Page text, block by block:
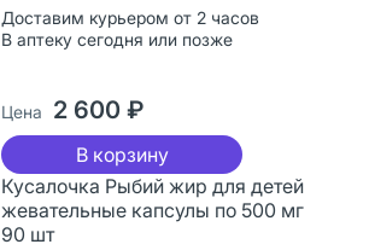
Доставим курьером от 2 часов
В аптеку сегодня или позже
Цена 2 600 ₽
В корзину
Кусалочка Рыбий жир для детей
жевательные капсулы по 500 мг
90 шт